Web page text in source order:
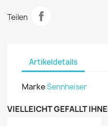
Teilen
Artikeldetails
MarkeSennheiser
VIELLEICHT GEFÄLLT